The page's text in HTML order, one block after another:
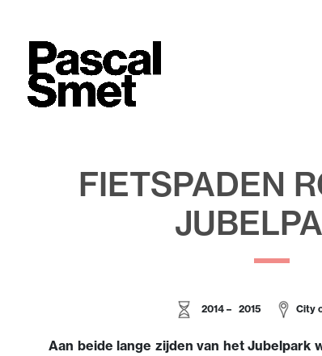
FIETSPADEN
2014 – 2015 City
Aan beide lange zijden van het Jubelpark